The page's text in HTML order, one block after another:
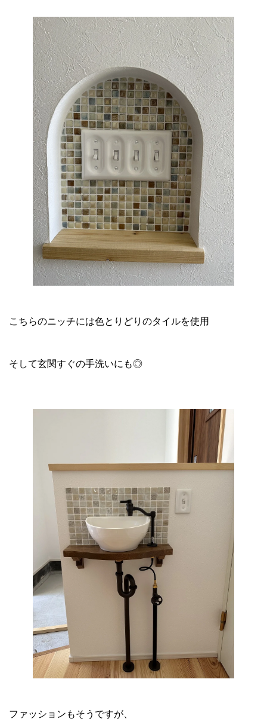
こちらのニッチには色とりどりのタイルを使用
そして玄関すぐの手洗いにも◎
ファッションもそうですが、